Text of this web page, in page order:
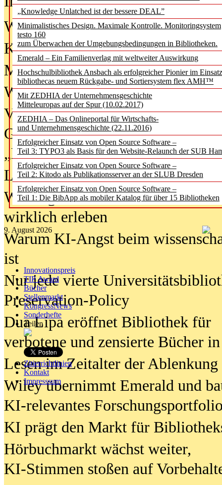
„Knowledge Unlatched ist der bessere DEAL”
Minimalistisches Design. Maximale Kontrolle. Monitoringsystem
testo 160
zum Überwachen der Umgebungsbedingungen in Bibliotheken.
Emerald – Ein Familienverlag mit weltweiter Auswirkung
Hochschulbibliothek Ansbach als erfolgreicher Pionier im
bibliothecas neuem Rückgabe- und Sortiersystem flex AMH™
Mit ZEDHIA der Unternehmensgeschichte
Mitteleuropas auf der Spur (10.02.2017)
ZEDHIA – Das Onlineportal für Wirtschafts-
und Unternehmensgeschichte (22.11.2016)
Erfolgreicher Einsatz von Open Source Software –
Teil 3: TYPO3 als Basis für den Website-Relaunch der SUB
Erfolgreicher Einsatz von Open Source Software –
Teil 2: Kitodo als Publikationsserver an der SLUB Dresden
Erfolgreicher Einsatz von Open Source Software –
Teil 1: Die BibApp als mobiler Katalog für über 15 Bibliotheken
9. August 2026
Innovationspreis
TIP Award
Bücher
Stellenmarkt
KongressNews
Sonderhefte
Teilen
Zitierrichtlinien
Kontakt
Impresssum
Was Hochschul­bibliotheken von
Kinder in der digitalen Welt
Metadaten als Infrastruktur
Wenn Bots katalogisieren
Von Abschlusskleidern bis
Geisterjagd-Ausrüstung in der
„Library of Things“ unterwegs
Lesen als Infrastrukturaufgabe
Wie Jugendliche Social Media
wirklich erleben
Warum KI-Angst beim
ist
Nur jede vierte
Preservation-Policy
Dua Lipa eröffnet Bibliothek für
verbotene und zensierte Bücher
Lesen im Zeitalter der Ablenkung
Wiley übernimmt Emerald und
KI-relevantes
KI prägt den Markt für
Hörbuchmarkt wächst weiter,
KI-Stimmen stoßen auf